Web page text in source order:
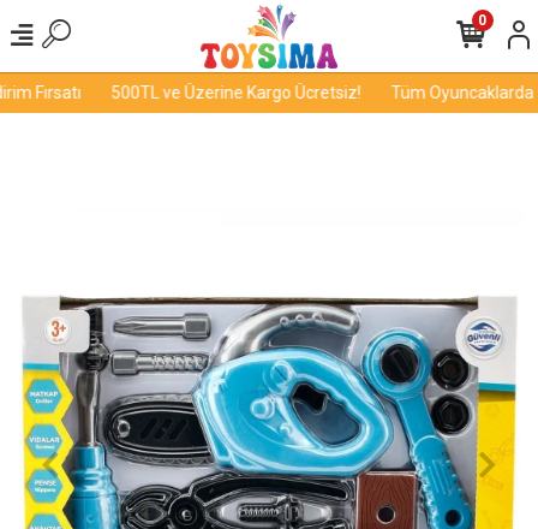
Fırsatı 500TL ve Üzerine Kargo Ücretsiz! Tüm Oyuncaklarda
0